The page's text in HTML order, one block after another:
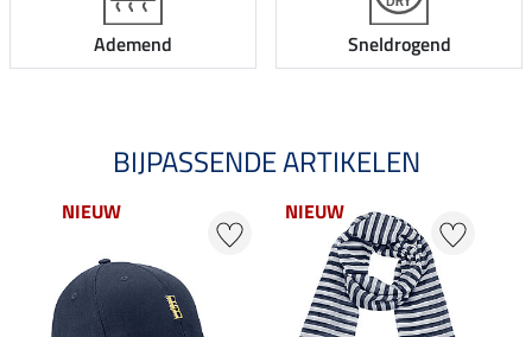
Ademend Sneldrogend
BIJPASSENDE ARTIKELEN
NIEUW NIEUW